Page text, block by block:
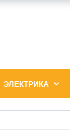
ЭЛЕКТРИКА